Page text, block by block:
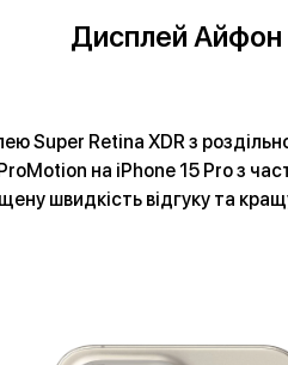
Дисплей
Retina XDR з
на iPhone 15 Pro з
швидкість відгуку та